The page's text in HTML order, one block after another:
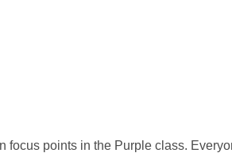
focus points in the Purple class.